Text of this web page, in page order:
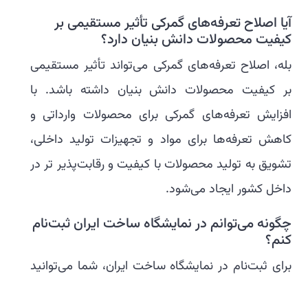
آیا اصلاح تعرفه‌های گمرکی تأثیر مستقیمی بر
کیفیت محصولات دانش بنیان دارد؟
بله، اصلاح تعرفه‌های گمرکی می‌تواند تأثیر مستقیمی
بر کیفیت محصولات دانش بنیان داشته باشد. با
افزایش تعرفه‌های گمرکی برای محصولات وارداتی و
کاهش تعرفه‌ها برای مواد و تجهیزات تولید داخلی،
تشویق به تولید محصولات با کیفیت و رقابت‌پذیر تر در
داخل کشور ایجاد می‌شود.
چگونه می‌توانم در نمایشگاه ساخت ایران ثبت‌نام
کنم؟
برای ثبت‌نام در نمایشگاه ساخت ایران، شما می‌توانید